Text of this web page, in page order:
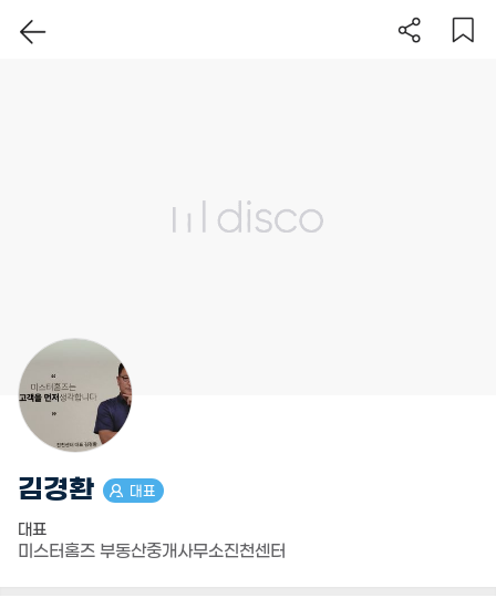
김경환 대표
대표
미스터홈즈 부동산중개사무소진천센터